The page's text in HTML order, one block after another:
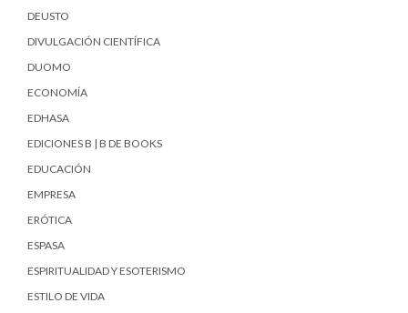
DEUSTO
DIVULGACIÓN CIENTÍFICA
DUOMO
ECONOMÍA
EDHASA
EDICIONES B | B DE BOOKS
EDUCACIÓN
EMPRESA
ERÓTICA
ESPASA
ESPIRITUALIDAD Y ESOTERISMO
ESTILO DE VIDA